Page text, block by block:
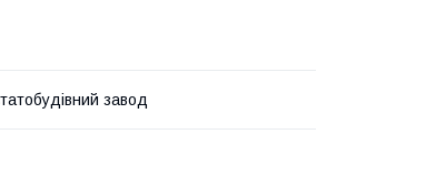
завод